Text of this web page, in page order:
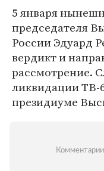
5 января
председателя
России Эдуард
вердикт и
рассмотрение.
ликвидации ТВ-
президиуме